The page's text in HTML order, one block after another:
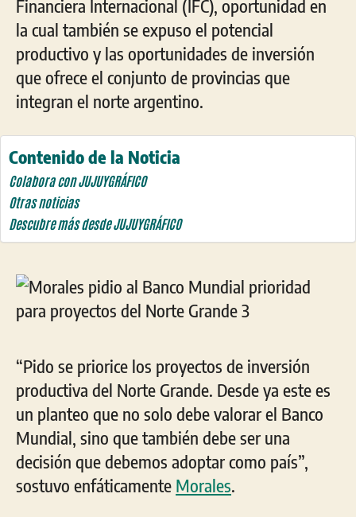
Financiera Internacional (IFC), oportunidad en
la cual también se expuso el potencial
productivo y las oportunidades de inversión
que ofrece el conjunto de provincias que
integran el norte argentino.
Contenido de la Noticia
Colabora con JUJUYGRÁFICO
Otras noticias
Descubre más desde JUJUYGRÁFICO
“Pido se priorice los proyectos de inversión
productiva del Norte Grande. Desde ya este es
un planteo que no solo debe valorar el Banco
Mundial, sino que también debe ser una
decisión que debemos adoptar como país”,
sostuvo enfáticamente Morales.